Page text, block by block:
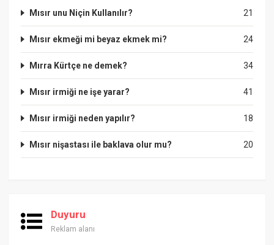
21
Mısır unu Niçin Kullanılır?
24
Mısır ekmeği mi beyaz ekmek mi?
34
Mırra Kürtçe ne demek?
41
Mısır irmiği ne işe yarar?
18
Mısır irmiği neden yapılır?
20
Mısır nişastası ile baklava olur mu?
Duyuru
Reklam alanı